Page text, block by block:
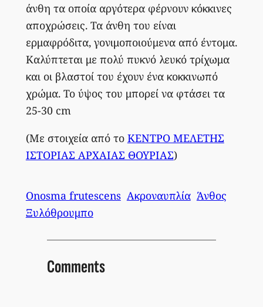
άνθη τα οποία αργότερα φέρνουν κόκκινες
αποχρώσεις. Τα άνθη του είναι
ερμαφρόδιτα, γονιμοποιούμενα από έντομα.
Καλύπτεται με πολύ πυκνό λευκό τρίχωμα
και οι βλαστοί του έχουν ένα κοκκινωπό
χρώμα. Το ύψος του μπορεί να φτάσει τα
25-30 cm
(Με στοιχεία από το ΚΕΝΤΡΟ ΜΕΛΕΤΗΣ
ΙΣΤΟΡΙΑΣ ΑΡΧΑΙΑΣ ΘΟΥΡΙΑΣ)
Onosma frutescens Ακροναυπλία Άνθος
Ξυλόθρουμπο
Comments